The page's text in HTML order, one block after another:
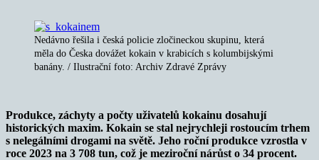
Nedávno řešila i česká policie zločineckou skupinu, která
měla do Česka dovážet kokain v krabicích s kolumbijskými
banány. / Ilustrační foto: Archiv Zdravé Zprávy
Produkce, záchyty a počty uživatelů kokainu dosahují
historických maxim. Kokain se stal nejrychleji rostoucím trhem
s nelegálními drogami na světě. Jeho roční produkce vzrostla v
roce 2023 na 3 708 tun, což je meziroční nárůst o 34 procent.